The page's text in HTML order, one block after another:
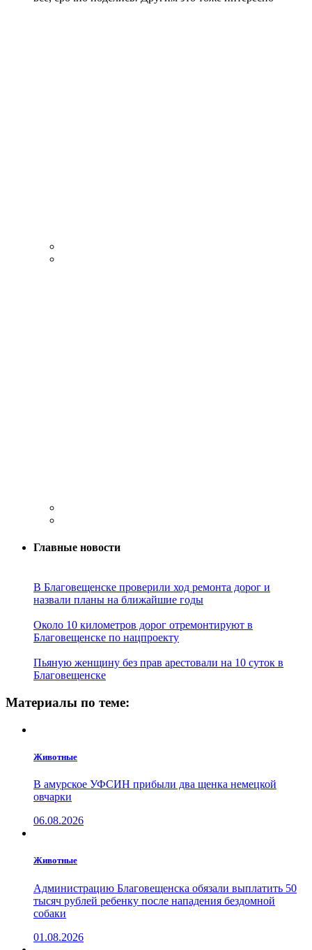
Главные новости
В Благовещенске проверили ход ремонта дорог и
назвали планы на ближайшие годы
Около 10 километров дорог отремонтируют в
Благовещенске по нацпроекту
Пьяную женщину без прав арестовали на 10 суток в
Благовещенске
Материалы по теме:
Животные
В амурское УФСИН прибыли два щенка немецкой
овчарки
06.08.2026
Животные
Администрацию Благовещенска обязали выплатить 50
тысяч рублей ребенку после нападения бездомной
собаки
01.08.2026